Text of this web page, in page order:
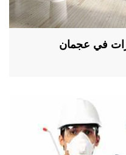
في عجمان